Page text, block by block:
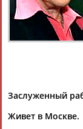
АБАЕВ
Заслуженный
Живет в Москве.